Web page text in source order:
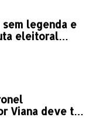
legenda e
eleitoral
Viana deve ter
em Timon